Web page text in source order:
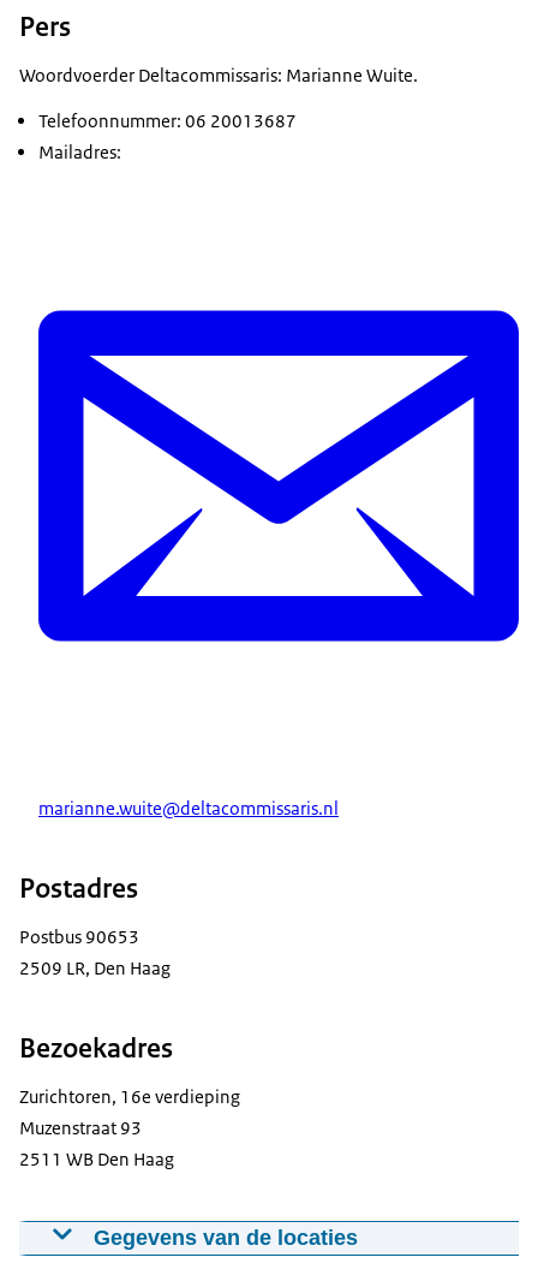
Pers
Woordvoerder Deltacommissaris: Marianne Wuite.
Telefoonnummer: 06 20013687
Mailadres:
marianne.wuite@deltacommissaris.nl
Postadres
Postbus 90653
2509 LR, Den Haag
Bezoekadres
Zurichtoren, 16e verdieping
Muzenstraat 93
2511 WB Den Haag
Gegevens van de locaties